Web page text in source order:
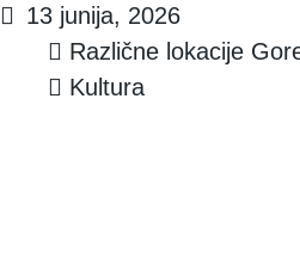
13 junija, 2026
Različne lokacije
Kultura